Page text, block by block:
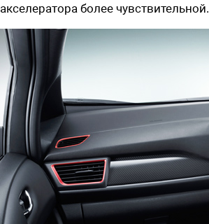
акселератора более чувствительной.